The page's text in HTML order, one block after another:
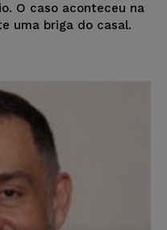
O caso aconteceu na
uma briga do casal.